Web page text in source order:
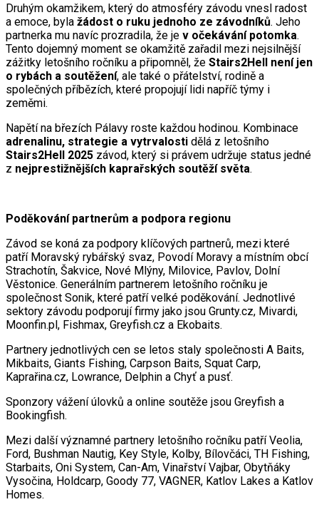
Druhým okamžikem, který do atmosféry závodu vnesl radost
a emoce, byla žádost o ruku jednoho ze závodníků. Jeho
partnerka mu navíc prozradila, že je v očekávání potomka.
Tento dojemný moment se okamžitě zařadil mezi nejsilnější
zážitky letošního ročníku a připomněl, že Stairs2Hell není jen
o rybách a soutěžení, ale také o přátelství, rodině a
společných příbězích, které propojují lidi napříč týmy i
zeměmi.
Napětí na březích Pálavy roste každou hodinou. Kombinace
adrenalinu, strategie a vytrvalosti dělá z letošního
Stairs2Hell 2025 závod, který si právem udržuje status jedné
z nejprestižnějších kaprařských soutěží světa.
Poděkování partnerům a podpora regionu
Závod se koná za podpory klíčových partnerů, mezi které
patří Moravský rybářský svaz, Povodí Moravy a místním obcí
Strachotín, Šakvice, Nové Mlýny, Milovice, Pavlov, Dolní
Věstonice. Generálním partnerem letošního ročníku je
společnost Sonik, které patří velké poděkování. Jednotlivé
sektory závodu podporují firmy jako jsou Grunty.cz, Mivardi,
Moonfin.pl, Fishmax, Greyfish.cz a Ekobaits.
Partnery jednotlivých cen se letos staly společnosti A Baits,
Mikbaits, Giants Fishing, Carpson Baits, Squat Carp,
Kaprařina.cz, Lowrance, Delphin a Chyť a pusť.
Sponzory vážení úlovků a online soutěže jsou Greyfish a
Bookingfish.
Mezi další významné partnery letošního ročníku patří Veolia,
Ford, Bushman Nautig, Key Style, Kolby, Bílovčáci, TH Fishing,
Starbaits, Oni System, Can-Am, Vinařství Vajbar, Obytňáky
Vysočina, Holdcarp, Goody 77, VAGNER, Katlov Lakes a Katlov
Homes.